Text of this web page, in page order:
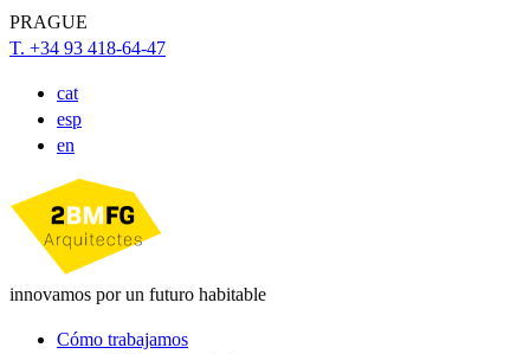
PRAGUE
T. +34 93 418-64-47
cat
esp
en
innovamos por un futuro habitable
Cómo trabajamos